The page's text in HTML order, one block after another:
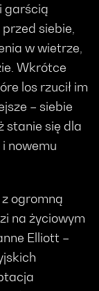
garścią
siebie,
w wietrze,
Wkrótce
los rzucił im
– siebie
stanie się dla
nowemu
ogromną
na życiowym
Elliott –